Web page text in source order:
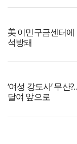
美 이민구금센터
석방돼
‘여성 강도사’ 무
달여 앞으로